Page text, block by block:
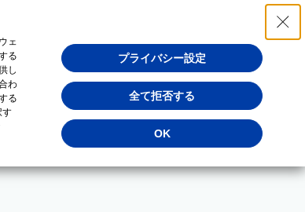
ェ
る
し
わ
る
す
プライバシー設定
全て拒否する
OK